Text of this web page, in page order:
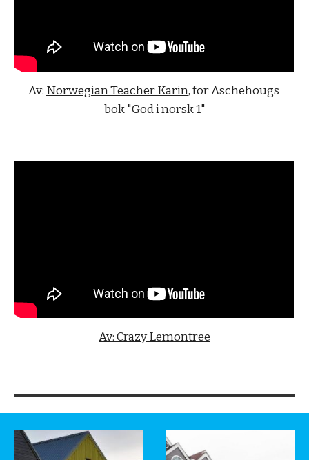
Av: Norwegian Teacher Karin, for Aschehougs
bok "God i norsk 1"
Av: Crazy Lemontree